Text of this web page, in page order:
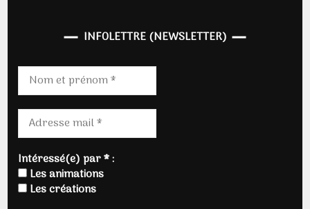
INFOLETTRE (NEWSLETTER)
Intéressé(e) par * :
Les animations
Les créations